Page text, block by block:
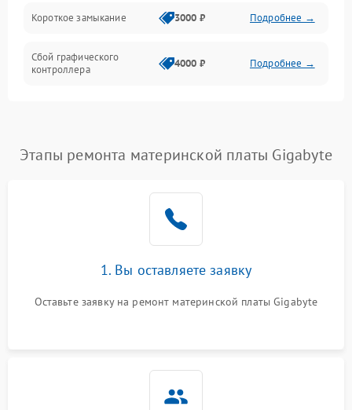
Короткое замыкание 3000 ₽ Подробнее →
Сбой графического
контроллера
4000 ₽ Подробнее →
Этапы ремонта материнской платы Gigabyte
1. Вы оставляете заявку
Оставьте заявку на ремонт материнской платы Gigabyte